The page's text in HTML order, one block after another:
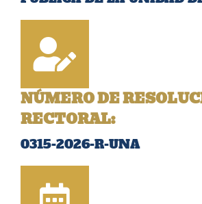
NÚMERO DE
RECTORAL:
0315-2026-R-UNA